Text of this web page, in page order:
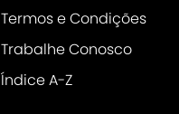
Termos e Condições
Trabalhe Conosco
Índice A-Z